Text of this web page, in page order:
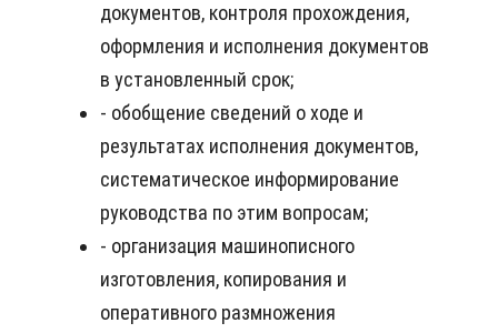
документов, контроля прохождения,
оформления и исполнения документов
в установленный срок;
- обобщение сведений о ходе и
результатах исполнения документов,
систематическое информирование
руководства по этим вопросам;
- организация машинописного
изготовления, копирования и
оперативного размножения